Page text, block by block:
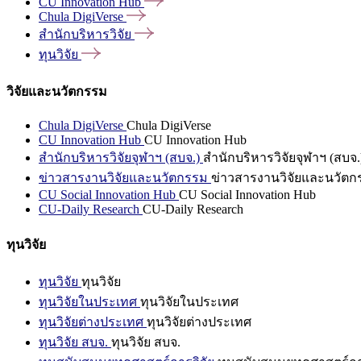
Chula DigiVerse
สำนักบริหารวิจัย
ทุนวิจัย
วิจัยและนวัตกรรม
Chula DigiVerse Chula DigiVerse
CU Innovation Hub CU Innovation Hub
สำนักบริหารวิจัยจุฬาฯ (สบจ.) สำนักบริหารวิจัยจุฬาฯ (สบจ
ข่าวสารงานวิจัยและนวัตกรรม ข่าวสารงานวิจัยและนวัตก
CU Social Innovation Hub CU Social Innovation Hub
CU-Daily Research CU-Daily Research
ทุนวิจัย
ทุนวิจัย ทุนวิจัย
ทุนวิจัยในประเทศ ทุนวิจัยในประเทศ
ทุนวิจัยต่างประเทศ ทุนวิจัยต่างประเทศ
ทุนวิจัย สบจ. ทุนวิจัย สบจ.